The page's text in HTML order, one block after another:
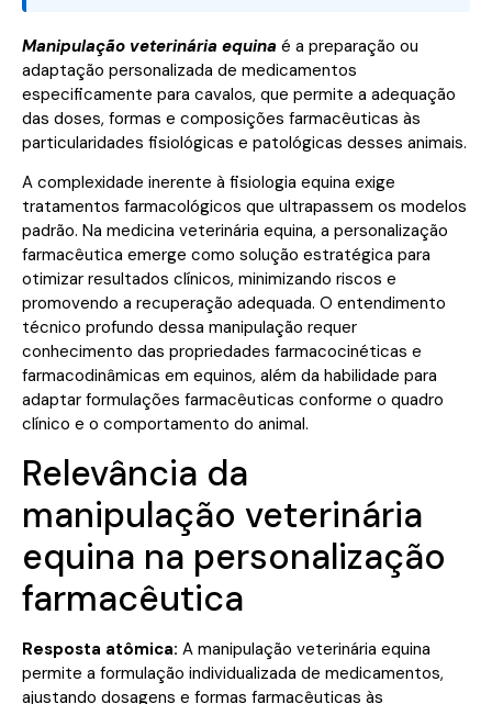
Manipulação veterinária equina é a preparação ou
adaptação personalizada de medicamentos
especificamente para cavalos, que permite a adequação
das doses, formas e composições farmacêuticas às
particularidades fisiológicas e patológicas desses animais.
A complexidade inerente à fisiologia equina exige
tratamentos farmacológicos que ultrapassem os modelos
padrão. Na medicina veterinária equina, a personalização
farmacêutica emerge como solução estratégica para
otimizar resultados clínicos, minimizando riscos e
promovendo a recuperação adequada. O entendimento
técnico profundo dessa manipulação requer
conhecimento das propriedades farmacocinéticas e
farmacodinâmicas em equinos, além da habilidade para
adaptar formulações farmacêuticas conforme o quadro
clínico e o comportamento do animal.
Relevância da
manipulação veterinária
equina na personalização
farmacêutica
Resposta atômica: A manipulação veterinária equina
permite a formulação individualizada de medicamentos,
ajustando dosagens e formas farmacêuticas às